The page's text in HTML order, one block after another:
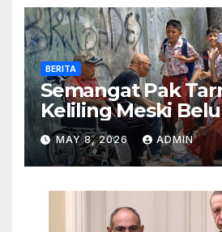
BERITA
Semangat Pak
Keliling Meski
Tetap Menghibur
Nafkah
MAY 8, 2026 ADMIN